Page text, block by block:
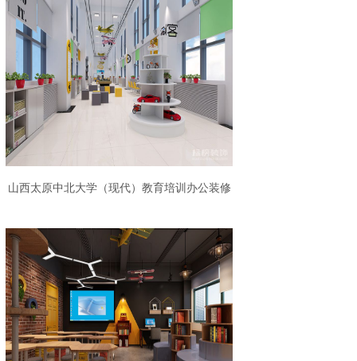
山西太原中北大学（现代）教育培训办公装修
设计